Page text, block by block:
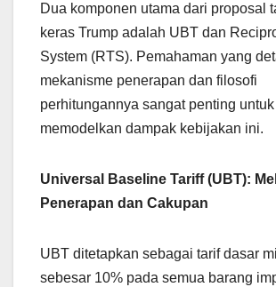
Dua komponen utama dari proposal
keras Trump adalah UBT dan
System (RTS). Pemahaman yang
mekanisme penerapan dan filosofi
perhitungannya sangat penting untuk
memodelkan dampak kebijakan ini.
Universal Baseline Tariff (UBT):
Penerapan dan Cakupan
UBT ditetapkan sebagai tarif dasar
sebesar 10% pada semua barang